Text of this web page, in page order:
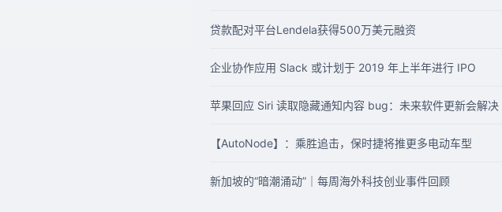
贷款配对平台Lendela获得500万美元融资
企业协作应用 Slack 或计划于 2019 年上半年进行 IPO
苹果回应 Siri 读取隐藏通知内容 bug：未来软件更新会解决
【AutoNode】：乘胜追击，保时捷将推更多电动车型
新加坡的“暗潮涌动”｜每周海外科技创业事件回顾